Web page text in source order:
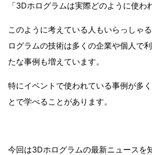
「3Dホログラムは実際どのように使わ
このように考えている人もいらっしゃ
ログラムの技術は多くの企業や個人で
たな事例も増えています。
特にイベントで使われている事例が多
とで学べることがあります。
今回は3Dホログラムの最新ニュースを